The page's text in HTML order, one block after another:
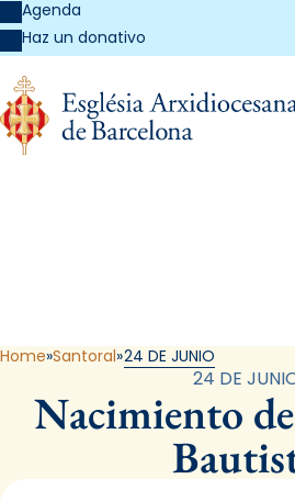
Agenda
Haz un donativo
Home Santoral 24 DE JUNIO
24 DE
Nacimiento